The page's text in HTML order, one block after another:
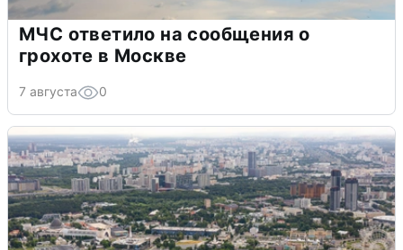
МЧС ответило на сообщения о
грохоте в Москве
7 августа 0